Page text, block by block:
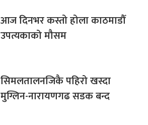
आज दिनभर कस्तो होला काठमाडौँ
उपत्यकाको मौसम
सिमलतालनजिकै पहिरो खस्दा
मुग्लिन-नारायणगढ सडक बन्द